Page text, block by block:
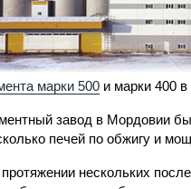
марки 500 и марки 400
завод в Мордовии
печей по обжигу и
нескольких